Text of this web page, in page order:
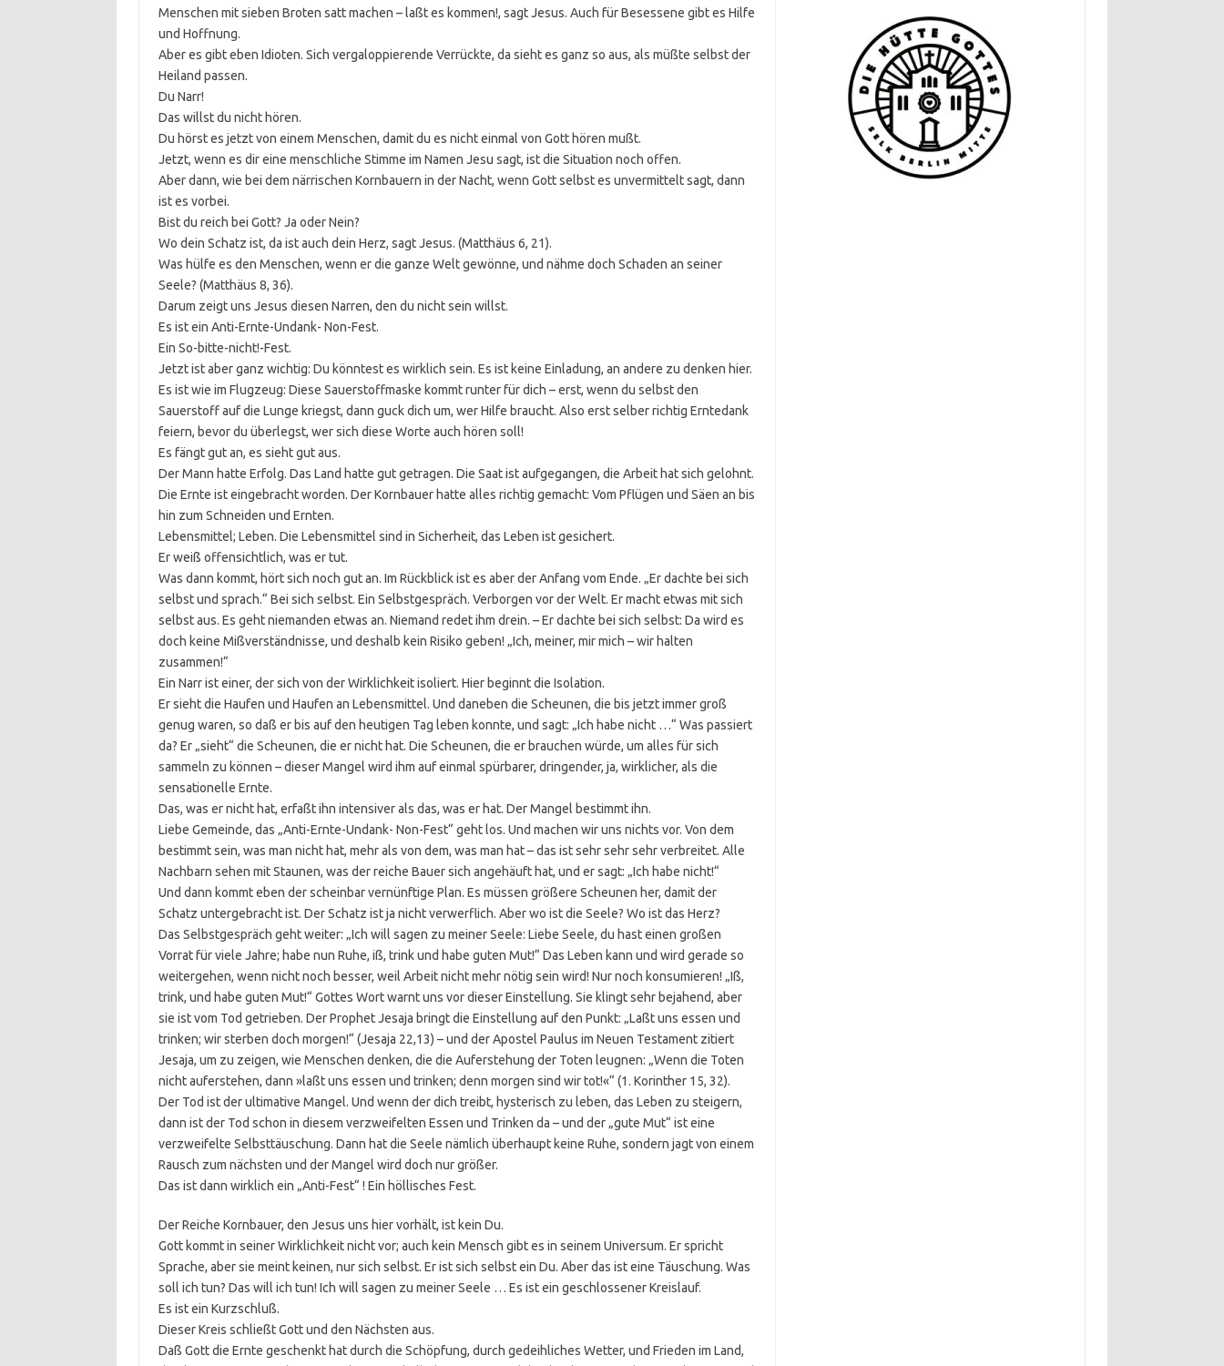
Menschen mit sieben Broten satt machen – laßt es kommen!, sagt Jesus. Auch für Besessene gibt es Hilfe
und Hoffnung.
Aber es gibt eben Idioten. Sich vergaloppierende Verrückte, da sieht es ganz so aus, als müßte selbst der
Heiland passen.
Du Narr!
Das willst du nicht hören.
Du hörst es jetzt von einem Menschen, damit du es nicht einmal von Gott hören mußt.
Jetzt, wenn es dir eine menschliche Stimme im Namen Jesu sagt, ist die Situation noch offen.
Aber dann, wie bei dem närrischen Kornbauern in der Nacht, wenn Gott selbst es unvermittelt sagt, dann
ist es vorbei.
Bist du reich bei Gott? Ja oder Nein?
Wo dein Schatz ist, da ist auch dein Herz, sagt Jesus. (Matthäus 6, 21).
Was hülfe es den Menschen, wenn er die ganze Welt gewönne, und nähme doch Schaden an seiner
Seele? (Matthäus 8, 36).
Darum zeigt uns Jesus diesen Narren, den du nicht sein willst.
Es ist ein Anti-Ernte-Undank- Non-Fest.
Ein So-bitte-nicht!-Fest.
Jetzt ist aber ganz wichtig: Du könntest es wirklich sein. Es ist keine Einladung, an andere zu denken hier.
Es ist wie im Flugzeug: Diese Sauerstoffmaske kommt runter für dich – erst, wenn du selbst den
Sauerstoff auf die Lunge kriegst, dann guck dich um, wer Hilfe braucht. Also erst selber richtig Erntedank
feiern, bevor du überlegst, wer sich diese Worte auch hören soll!
Es fängt gut an, es sieht gut aus.
Der Mann hatte Erfolg. Das Land hatte gut getragen. Die Saat ist aufgegangen, die Arbeit hat sich gelohnt.
Die Ernte ist eingebracht worden. Der Kornbauer hatte alles richtig gemacht: Vom Pflügen und Säen an bis
hin zum Schneiden und Ernten.
Lebensmittel; Leben. Die Lebensmittel sind in Sicherheit, das Leben ist gesichert.
Er weiß offensichtlich, was er tut.
Was dann kommt, hört sich noch gut an. Im Rückblick ist es aber der Anfang vom Ende. „Er dachte bei sich
selbst und sprach.“ Bei sich selbst. Ein Selbstgespräch. Verborgen vor der Welt. Er macht etwas mit sich
selbst aus. Es geht niemanden etwas an. Niemand redet ihm drein. – Er dachte bei sich selbst: Da wird es
doch keine Mißverständnisse, und deshalb kein Risiko geben! „Ich, meiner, mir mich – wir halten
zusammen!“
Ein Narr ist einer, der sich von der Wirklichkeit isoliert. Hier beginnt die Isolation.
Er sieht die Haufen und Haufen an Lebensmittel. Und daneben die Scheunen, die bis jetzt immer groß
genug waren, so daß er bis auf den heutigen Tag leben konnte, und sagt: „Ich habe nicht …“ Was passiert
da? Er „sieht“ die Scheunen, die er nicht hat. Die Scheunen, die er brauchen würde, um alles für sich
sammeln zu können – dieser Mangel wird ihm auf einmal spürbarer, dringender, ja, wirklicher, als die
sensationelle Ernte.
Das, was er nicht hat, erfaßt ihn intensiver als das, was er hat. Der Mangel bestimmt ihn.
Liebe Gemeinde, das „Anti-Ernte-Undank- Non-Fest“ geht los. Und machen wir uns nichts vor. Von dem
bestimmt sein, was man nicht hat, mehr als von dem, was man hat – das ist sehr sehr sehr verbreitet. Alle
Nachbarn sehen mit Staunen, was der reiche Bauer sich angehäuft hat, und er sagt: „Ich habe nicht!“
Und dann kommt eben der scheinbar vernünftige Plan. Es müssen größere Scheunen her, damit der
Schatz untergebracht ist. Der Schatz ist ja nicht verwerflich. Aber wo ist die Seele? Wo ist das Herz?
Das Selbstgespräch geht weiter: „Ich will sagen zu meiner Seele: Liebe Seele, du hast einen großen
Vorrat für viele Jahre; habe nun Ruhe, iß, trink und habe guten Mut!“ Das Leben kann und wird gerade so
weitergehen, wenn nicht noch besser, weil Arbeit nicht mehr nötig sein wird! Nur noch konsumieren! „Iß,
trink, und habe guten Mut!“ Gottes Wort warnt uns vor dieser Einstellung. Sie klingt sehr bejahend, aber
sie ist vom Tod getrieben. Der Prophet Jesaja bringt die Einstellung auf den Punkt: „Laßt uns essen und
trinken; wir sterben doch morgen!“ (Jesaja 22,13) – und der Apostel Paulus im Neuen Testament zitiert
Jesaja, um zu zeigen, wie Menschen denken, die die Auferstehung der Toten leugnen: „Wenn die Toten
nicht auferstehen, dann »laßt uns essen und trinken; denn morgen sind wir tot!«“ (1. Korinther 15, 32).
Der Tod ist der ultimative Mangel. Und wenn der dich treibt, hysterisch zu leben, das Leben zu steigern,
dann ist der Tod schon in diesem verzweifelten Essen und Trinken da – und der „gute Mut“ ist eine
verzweifelte Selbsttäuschung. Dann hat die Seele nämlich überhaupt keine Ruhe, sondern jagt von einem
Rausch zum nächsten und der Mangel wird doch nur größer.
Das ist dann wirklich ein „Anti-Fest“ ! Ein höllisches Fest.
Der Reiche Kornbauer, den Jesus uns hier vorhält, ist kein Du.
Gott kommt in seiner Wirklichkeit nicht vor; auch kein Mensch gibt es in seinem Universum. Er spricht
Sprache, aber sie meint keinen, nur sich selbst. Er ist sich selbst ein Du. Aber das ist eine Täuschung. Was
soll ich tun? Das will ich tun! Ich will sagen zu meiner Seele … Es ist ein geschlossener Kreislauf.
Es ist ein Kurzschluß.
Dieser Kreis schließt Gott und den Nächsten aus.
Daß Gott die Ernte geschenkt hat durch die Schöpfung, durch gedeihliches Wetter, und Frieden im Land,